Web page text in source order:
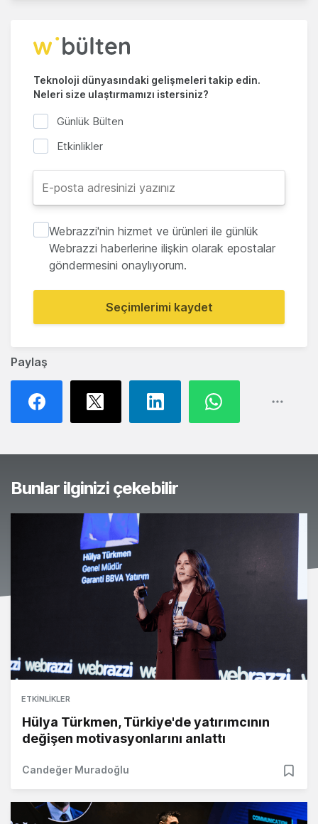
Paylaş
Teknoloji dünyasındaki gelişmeleri takip edin.
Neleri size ulaştırmamızı istersiniz?
Günlük Bülten
Etkinlikler
Webrazzi'nin hizmet ve ürünleri ile günlük
Webrazzi haberlerine ilişkin olarak epostalar
göndermesini onaylıyorum.
Seçimlerimi kaydet
Bunlar ilginizi çekebilir
ETKINLIKLER
Hülya Türkmen, Türkiye'de yatırımcının
değişen motivasyonlarını anlattı
Candeğer Muradoğlu